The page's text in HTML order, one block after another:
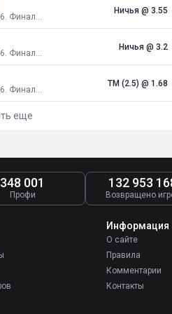
Футбол / Чемпионат мира. 2026. Финальный турнир. США, Канада, Мексика. Плей-офф. 1/16 финала
Ничья @ 3.55
Футбол / Чемпионат мира. 2026. Финальный турнир. США, Канада, Мексика. Плей-офф. 1/16 финала
Ничья @ 3.2
Футбол / Чемпионат мира. 2026. Финальный турнир. США, Канада, Мексика. Плей-офф. 1/16 финала
ТМ (2.5) @ 1.68
еще
348 001
Профи
132 953
Возвращено
Информация
О сайте
Правила
Комментарии
Контакты